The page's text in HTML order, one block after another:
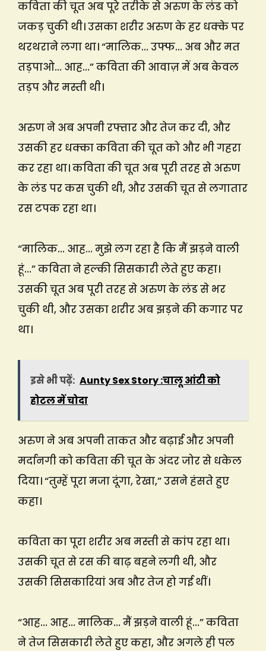
कविता की चूत अब पूरे तरीके से अरुण के लंड को
जकड़ चुकी थी। उसका शरीर अरुण के हर धक्के पर
थरथराने लगा था। “मालिक… उफ्फ… अब और मत
तड़पाओ… आह…” कविता की आवाज़ में अब केवल
तड़प और मस्ती थी।
अरुण ने अब अपनी रफ्तार और तेज कर दी, और
उसकी हर धक्का कविता की चूत को और भी गहरा
कर रहा था। कविता की चूत अब पूरी तरह से अरुण
के लंड पर कस चुकी थी, और उसकी चूत से लगातार
रस टपक रहा था।
“मालिक… आह… मुझे लग रहा है कि मैं झड़ने वाली
हूं…” कविता ने हल्की सिसकारी लेते हुए कहा।
उसकी चूत अब पूरी तरह से अरुण के लंड से भर
चुकी थी, और उसका शरीर अब झड़ने की कगार पर
था।
इसे भी पढ़ें: Aunty Sex Story :चालू आंटी को
होटल में चोदा
अरुण ने अब अपनी ताकत और बढ़ाई और अपनी
मर्दानगी को कविता की चूत के अंदर जोर से धकेल
दिया। “तुम्हें पूरा मजा दूंगा, रेखा,” उसने हंसते हुए
कहा।
कविता का पूरा शरीर अब मस्ती से कांप रहा था।
उसकी चूत से रस की बाढ़ बहने लगी थी, और
उसकी सिसकारियां अब और तेज हो गई थीं।
“आह… आह… मालिक… मैं झड़ने वाली हूं…” कविता
ने तेज सिसकारी लेते हुए कहा, और अगले ही पल